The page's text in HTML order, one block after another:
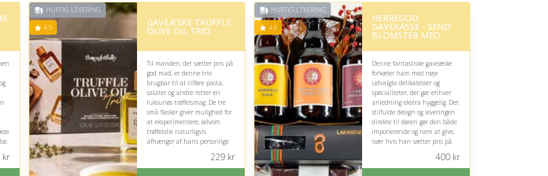
kr
HURTIG LEVERING
4.5 GAVEÆSKE TRUFFLE
OLIVE OIL TRIO
Til manden, der sætter pris på
god mad, er denne trio
brugbar til at tilføre pasta,
salater og andre retter en
luksuriøs trøffelsmag. De tre
små flasker giver mulighed for
at eksperimentere, selvom
trøffelolie naturligvis
afhænger af hans personlige
På lager
229kr
HURTIG LEVERING
4.4
HERREGOD
GAVEKASSE - SEND
BLOMSTER MED
Denne fantastiske gaveæske
forkæler ham med nøje
udvalgte delikatesser og
specialiteter, der gør enhver
anledning ekstra hyggelig. Det
stilfulde design og leveringen
direkte til døren gør den både
imponerende og nem at give,
især hvis han sætter pris på
På lager
400kr